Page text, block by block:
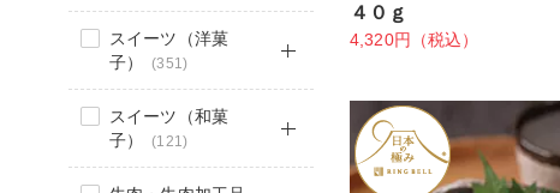
スイーツ（洋菓
子）
(351)
スイーツ（和菓
子）
(121)
４０ｇ
4,320円（税込）